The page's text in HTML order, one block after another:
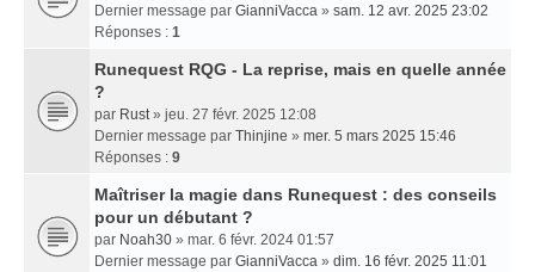
Dernier message par GianniVacca » sam. 12 avr. 2025 23:02
Réponses : 1
Runequest RQG - La reprise, mais en quelle année
?
par Rust» jeu. 27 févr. 2025 12:08
Dernier message par Thinjine » mer. 5 mars 2025 15:46
Réponses : 9
Maîtriser la magie dans Runequest : des conseils
pour un débutant ?
par Noah30 » mar. 6 févr. 2024 01:57
Dernier message par GianniVacca » dim. 16 févr. 2025 11:01